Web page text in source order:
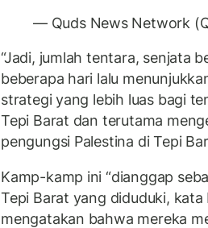
— Quds News Network
“Jadi, jumlah tentara, senjata
beberapa hari lalu
strategi yang lebih luas bagi
Tepi Barat dan terutama
pengungsi Palestina di Tepi
Kamp-kamp ini “dianggap
Tepi Barat yang diduduki, kata
mengatakan bahwa mereka